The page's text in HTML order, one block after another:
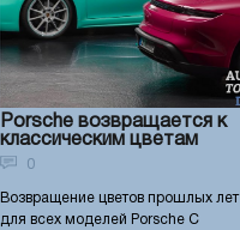
Porsche возвращается к
классическим цветам
0
Возвращение цветов прошлых лет
для всех моделей Porsche С